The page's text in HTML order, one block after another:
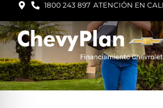
1800 243 897 ATENCIÓN EN